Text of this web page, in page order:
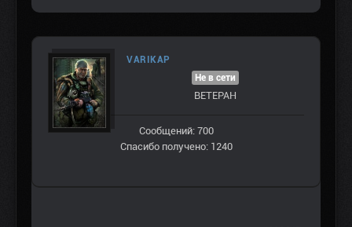
VARIKAP
Не в сети
ВЕТЕРАН
Сообщений: 700
Спасибо получено: 1240